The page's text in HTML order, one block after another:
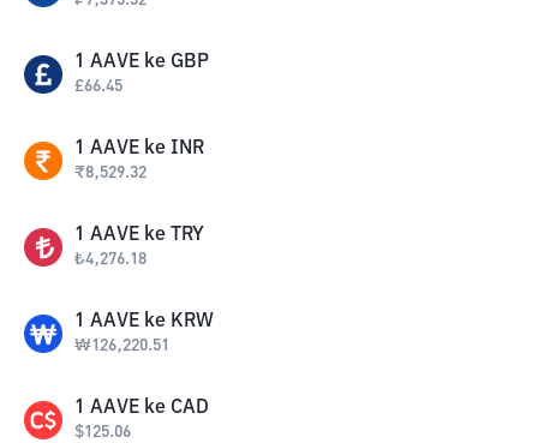
1 AAVE ke GBP
£66.45
1 AAVE ke INR
₹8,529.32
1 AAVE ke TRY
₺4,276.18
1 AAVE ke KRW
₩126,220.51
1 AAVE ke CAD
$125.06